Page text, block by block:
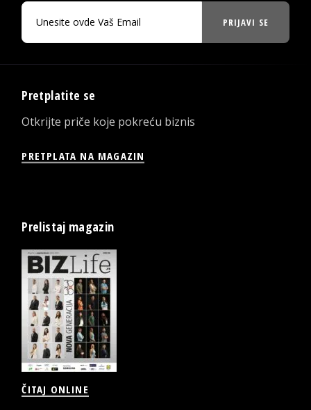
PRIJAVI SE
Pretplatite se
Otkrijte priče koje pokreću biznis
PRETPLATA NA MAGAZIN
Prelistaj magazin
ČITAJ ONLINE